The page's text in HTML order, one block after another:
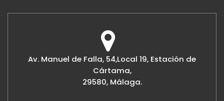
Av. Manuel de Falla, 54,Local 19, Estación de
Cártama,
29580, Málaga.